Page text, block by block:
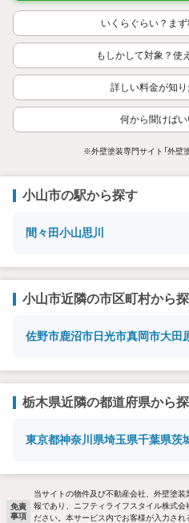
いくらぐらい？ま
もしかして対象？使
詳しい料金が知り
何から聞けば
※外壁塗装専門サイト「外壁
小山市の駅から探す
間々田小山思川
小山市近隣の市区町村から
佐野市鹿沼市日光市真岡市大田
栃木県近隣の都道府県から
東京都神奈川県埼玉県千葉県茨
免責
事項
当サイトの物件及び不動産会社、外壁塗
報であり、ニフティライフスタイル株式
ださい。本サービス内でお客様が入力さ